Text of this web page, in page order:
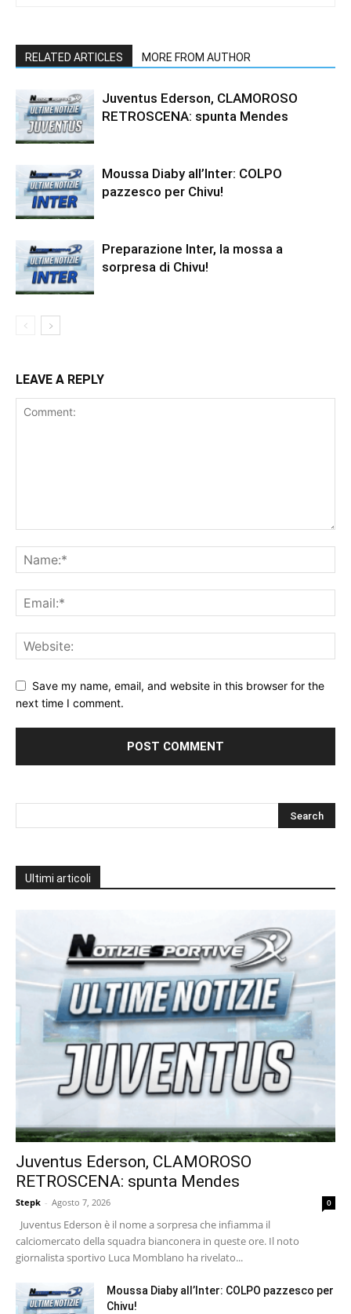
RELATED ARTICLES MORE FROM AUTHOR
Juventus Ederson, CLAMOROSO
RETROSCENA: spunta Mendes
Moussa Diaby all’Inter: COLPO
pazzesco per Chivu!
Preparazione Inter, la mossa a
sorpresa di Chivu!
LEAVE A REPLY
Save my name, email, and website in this browser for the
next time I comment.
Ultimi articoli
Juventus Ederson, CLAMOROSO
RETROSCENA: spunta Mendes
Stepk - Agosto 7, 2026 0
Juventus Ederson è il nome a sorpresa che infiamma il
calciomercato della squadra bianconera in queste ore. Il noto
giornalista sportivo Luca Momblano ha rivelato...
Moussa Diaby all’Inter: COLPO pazzesco per
Chivu!